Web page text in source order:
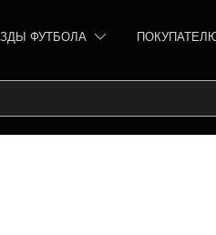
ФУТБОЛА